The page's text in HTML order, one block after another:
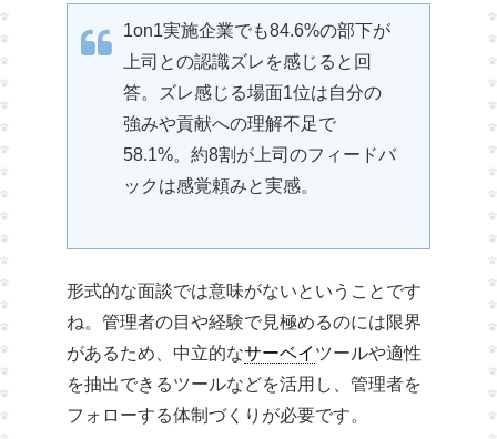
1on1実施企業でも84.6%の部下が
上司との認識ズレを感じると回
答。ズレ感じる場面1位は自分の
強みや貢献への理解不足で
58.1%。約8割が上司のフィードバ
ックは感覚頼みと実感。
形式的な面談では意味がないということです
ね。管理者の目や経験で見極めるのには限界
があるため、中立的なサーベイ ツールや適性
を抽出できるツールなどを活用し、管理者を
フォローする体制づくりが必要です。